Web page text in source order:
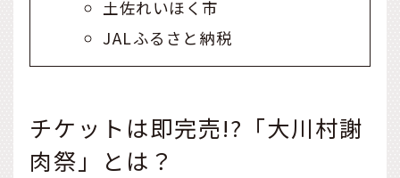
土佐れいほく市
JALふるさと納税
チケットは即完売!?「大川村謝
肉祭」とは？